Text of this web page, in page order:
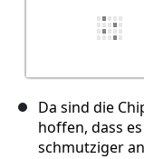
Da sind die
hoffen, dass
schmutziger